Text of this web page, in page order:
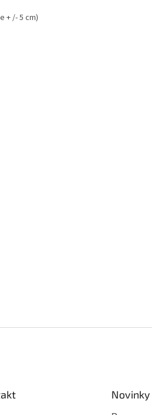
+ /- 5 cm)
Novinky